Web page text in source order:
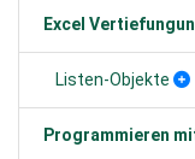
Excel
Listen-Objekte
Programmieren